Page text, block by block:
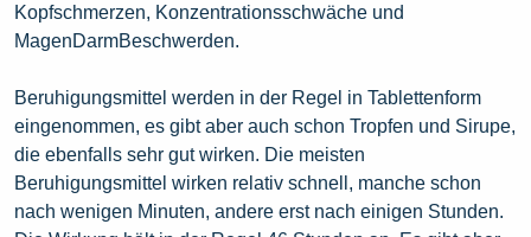
Kopfschmerzen, Konzentrationsschwäche und
MagenDarmBeschwerden.
Beruhigungsmittel werden in der Regel in Tablettenform
eingenommen, es gibt aber auch schon Tropfen und Sirupe,
die ebenfalls sehr gut wirken. Die meisten
Beruhigungsmittel wirken relativ schnell, manche schon
nach wenigen Minuten, andere erst nach einigen Stunden.